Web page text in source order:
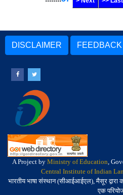
DISCLAIMER FEEDBACK
A Project by Ministry of Education,
Central Institute of Indian
भारतीय भाषा संस्थान (सीआईआईएल), मैसूर द्वारा
एक